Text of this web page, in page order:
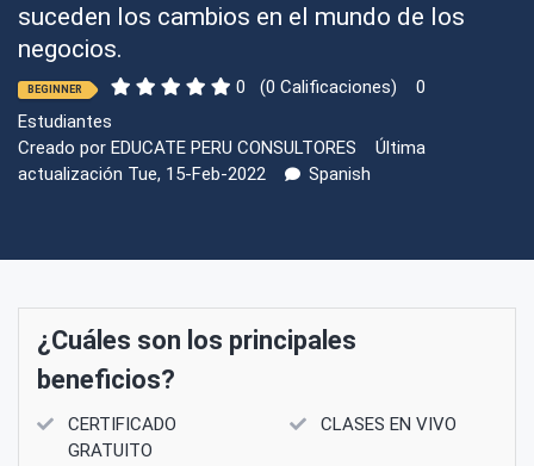
suceden los cambios en el mundo de los
negocios.
BEGINNER 0 (0 Calificaciones)
0
Estudiantes
Creado por EDUCATE PERU CONSULTORES
Última
actualización Tue, 15-Feb-2022
Spanish
¿Cuáles son los principales
beneficios?
CERTIFICADO
GRATUITO
CLASES EN VIVO